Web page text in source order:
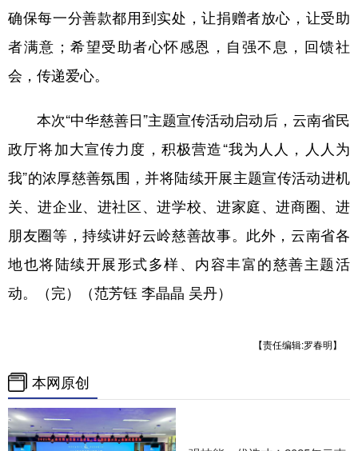
确保每一分善款都用到实处，让捐赠者放心，让受助
者满意；希望受助者心怀感恩，自强不息，回馈社
会，传递爱心。
本次“中华慈善日”主题宣传活动启动后，云南省民
政厅将加大宣传力度，积极营造“我为人人，人人为
我”的浓厚慈善氛围，并将陆续开展主题宣传活动进机
关、进企业、进社区、进学校、进家庭、进商圈、进
朋友圈等，持续讲好云岭慈善故事。此外，云南省各
地也将陆续开展形式多样、内容丰富的慈善主题活
动。（完）（范芳钰 李晶晶 吴丹）
【责任编辑:罗春明】
本网原创